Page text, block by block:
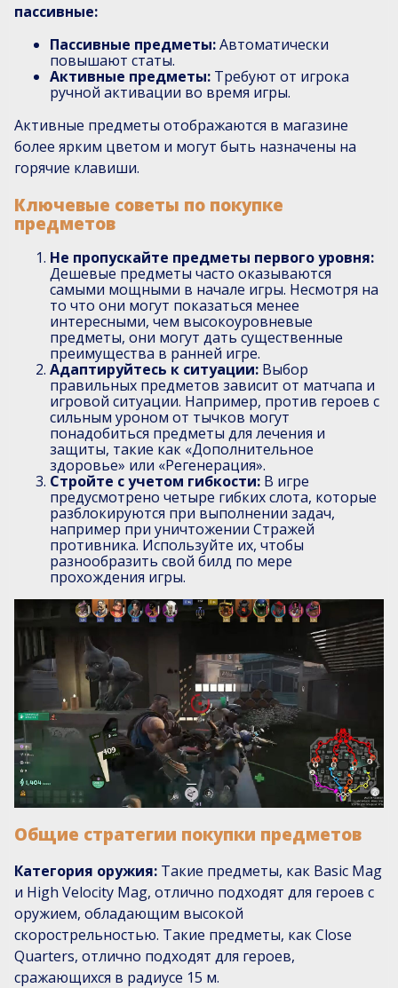
пассивные:
Пассивные предметы:Автоматически
повышают статы.
Активные предметы: Требуют от игрока
ручной активации во время игры.
Активные предметы отображаются в магазине
более ярким цветом и могут быть назначены на
горячие клавиши.
Ключевые советы по покупке
предметов
Не пропускайте предметы первого уровня:
Дешевые предметы часто оказываются
самыми мощными в начале игры. Несмотря на
то что они могут показаться менее
интересными, чем высокоуровневые
предметы, они могут дать существенные
преимущества в ранней игре.
Адаптируйтесь к ситуации: Выбор
правильных предметов зависит от матчапа и
игровой ситуации. Например, против героев с
сильным уроном от тычков могут
понадобиться предметы для лечения и
защиты, такие как «Дополнительное
здоровье» или «Регенерация».
Стройте с учетом гибкости: В игре
предусмотрено четыре гибких слота, которые
разблокируются при выполнении задач,
например при уничтожении Стражей
противника. Используйте их, чтобы
разнообразить свой билд по мере
прохождения игры.
Общие стратегии покупки предметов
Категория оружия: Такие предметы, как Basic Mag
и High Velocity Mag, отлично подходят для героев с
оружием, обладающим высокой
скорострельностью. Такие предметы, как Close
Quarters, отлично подходят для героев,
сражающихся в радиусе 15 м.